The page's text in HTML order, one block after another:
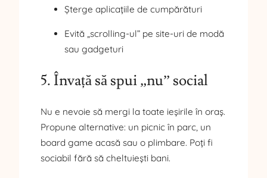
Șterge aplicațiile de cumpărături
Evită „scrolling-ul” pe site-uri de modă
sau gadgeturi
5. Învață să spui „nu” social
Nu e nevoie să mergi la toate ieșirile în oraș.
Propune alternative: un picnic în parc, un
board game acasă sau o plimbare. Poți fi
sociabil fără să cheltuiești bani.